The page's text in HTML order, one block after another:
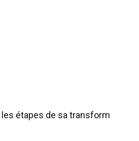
les étapes de sa transform